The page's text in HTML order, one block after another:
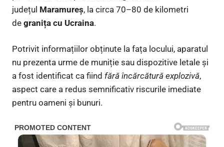
județul Maramureș, la circa 70–80 de kilometri
de granița cu Ucraina.
Potrivit informațiilor obținute la fața locului, aparatul
nu prezenta urme de muniție sau dispozitive letale și
a fost identificat ca fiind fără încărcătură explozivă,
aspect care a redus semnificativ riscurile imediate
pentru oameni și bunuri.